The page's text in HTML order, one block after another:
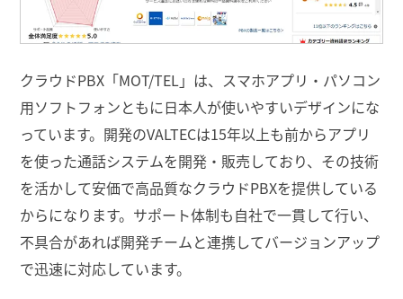
クラウドPBX「MOT/TEL」は、スマホアプリ・パソコン
用ソフトフォンともに日本人が使いやすいデザインにな
っています。開発のVALTECは15年以上も前からアプリ
を使った通話システムを開発・販売しており、その技術
を活かして安価で高品質なクラウドPBXを提供している
からになります。サポート体制も自社で一貫して行い、
不具合があれば開発チームと連携してバージョンアップ
で迅速に対応しています。